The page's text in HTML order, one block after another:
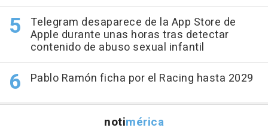
Telegram desaparece de la App Store de
Apple durante unas horas tras detectar
contenido de abuso sexual infantil
Pablo Ramón ficha por el Racing hasta 2029
notimérica